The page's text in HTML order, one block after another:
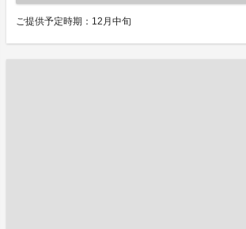
ご提供予定時期：12月中旬